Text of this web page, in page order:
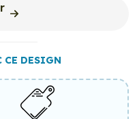
CE DESIGN